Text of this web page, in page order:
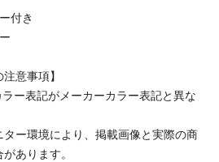
付き
意事項】
ー表記がメーカーカラー表記と異な
ー環境により、掲載画像と実際の商
あります。